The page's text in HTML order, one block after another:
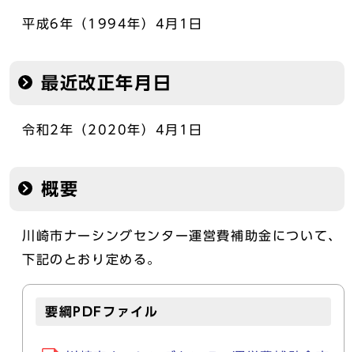
平成6年（1994年）4月1日
最近改正年月日
令和2年（2020年）4月1日
概要
川崎市ナーシングセンター運営費補助金について、
下記のとおり定める。
要綱PDFファイル